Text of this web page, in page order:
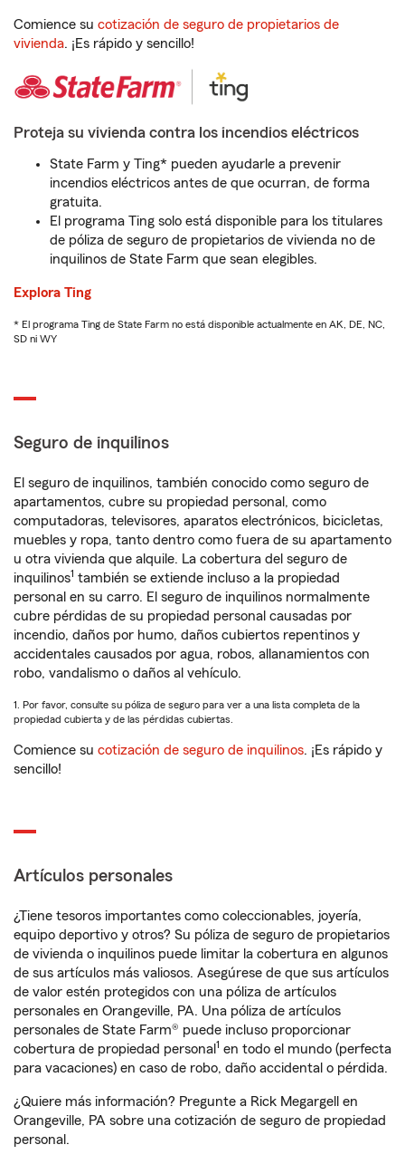
Comience su cotización de seguro de propietarios de
vivienda. ¡Es rápido y sencillo!
Proteja su vivienda contra los incendios eléctricos
State Farm y Ting* pueden ayudarle a prevenir
incendios eléctricos antes de que ocurran, de forma
gratuita.
El programa Ting solo está disponible para los titulares
de póliza de seguro de propietarios de vivienda no de
inquilinos de State Farm que sean elegibles.
Explora Ting
* El programa Ting de State Farm no está disponible actualmente en AK, DE, NC,
SD ni WY
Seguro de inquilinos
El seguro de inquilinos, también conocido como seguro de
apartamentos, cubre su propiedad personal, como
computadoras, televisores, aparatos electrónicos, bicicletas,
muebles y ropa, tanto dentro como fuera de su apartamento
u otra vivienda que alquile. La cobertura del seguro de
inquilinos1 también se extiende incluso a la propiedad
personal en su carro. El seguro de inquilinos normalmente
cubre pérdidas de su propiedad personal causadas por
incendio, daños por humo, daños cubiertos repentinos y
accidentales causados por agua, robos, allanamientos con
robo, vandalismo o daños al vehículo.
1. Por favor, consulte su póliza de seguro para ver a una lista completa de la
propiedad cubierta y de las pérdidas cubiertas.
Comience su cotización de seguro de inquilinos. ¡Es rápido y
sencillo!
Artículos personales
¿Tiene tesoros importantes como coleccionables, joyería,
equipo deportivo y otros? Su póliza de seguro de propietarios
de vivienda o inquilinos puede limitar la cobertura en algunos
de sus artículos más valiosos. Asegúrese de que sus artículos
de valor estén protegidos con una póliza de artículos
personales en Orangeville, PA. Una póliza de artículos
personales de State Farm® puede incluso proporcionar
cobertura de propiedad personal 1 en todo el mundo (perfecta
para vacaciones) en caso de robo, daño accidental o pérdida.
¿Quiere más información? Pregunte a Rick Megargell en
Orangeville, PA sobre una cotización de seguro de propiedad
personal.